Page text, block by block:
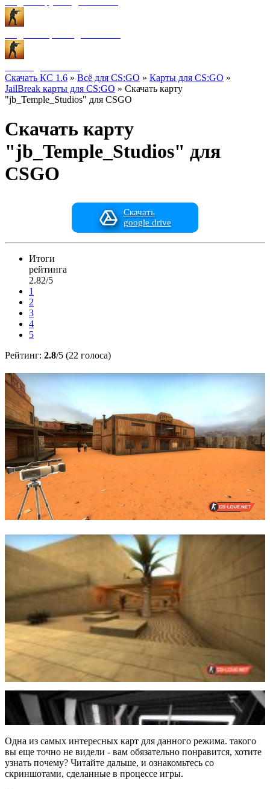
Скачать КС 1.6 » Всё для CS:GO » Карты для CS:GO »
JailBreak карты для CS:GO » Скачать карту
"jb_Temple_Studios" для CSGO
Скачать карту
"jb_Temple_Studios" для
CSGO
Скачать
google drive
Итоги
рейтинга
2.82/5
1
2
3
4
5
Рейтинг: 2.8/5 (22 голоса)
Одна из самых интересных карт для данного режима. такого
вы еще точно не видели - вам обязательно понравится, хотите
узнать почему? Читайте дальше, и ознакомьтесь со
скриншотами, сделанные в процессе игры.